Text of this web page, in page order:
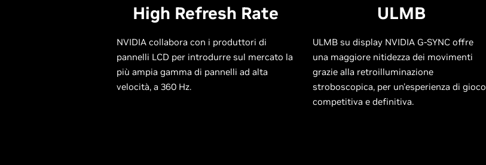
High Refresh Rate
NVIDIA collabora con i produttori di
pannelli LCD per introdurre sul mercato la
più ampia gamma di pannelli ad alta
velocità, a 360 Hz.
ULMB
ULMB su display NVIDIA G-SYNC offre
una maggiore nitidezza dei movimenti
grazie alla retroilluminazione
stroboscopica, per un'esperienza di gioco
competitiva e definitiva.